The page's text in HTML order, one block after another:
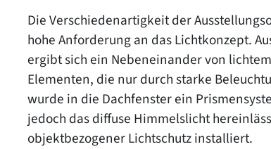
Die Verschiedenartigkeit der
hohe Anforderung an das Lichtkonzept.
ergibt sich ein Nebeneinander von
Elementen, die nur durch starke
wurde in die Dachfenster ein
jedoch das diffuse Himmelslicht
objektbezogener Lichtschutz installiert.